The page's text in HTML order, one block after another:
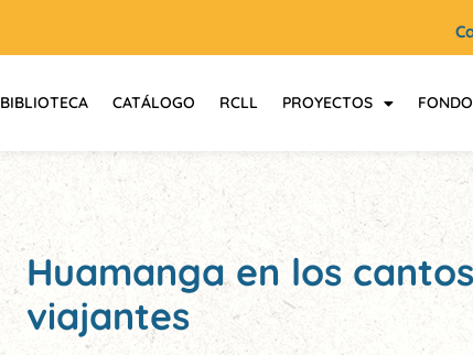
BIBLIOTECA CATÁLOGO RCLL PROYECTOS
Huamanga en los
viajantes